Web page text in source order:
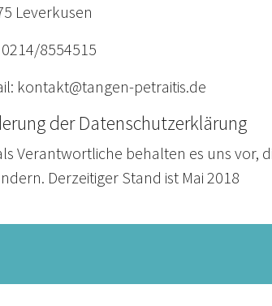
Leverkusen
8554515
kontakt@tangen-petraitis.de
der Datenschutzerklärung
Verantwortliche behalten es uns
Derzeitiger Stand ist Mai 2018